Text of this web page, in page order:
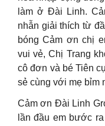
làm ở Đài Linh.
nhẫn giải thích từ
bóng Cảm ơn chị
vui vẻ, Chị Trang
cô đơn và bé Tiên
sẻ cùng với mẹ bỉm
Cảm ơn Đài Linh
lần đầu em bước